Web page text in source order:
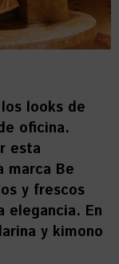
looks de
oficina.
esta
marca Be
y frescos
En
y kimono